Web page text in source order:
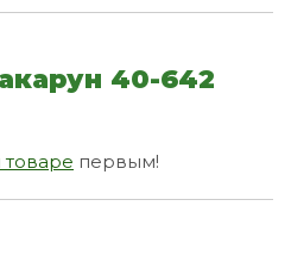
40-642
товаре первым!